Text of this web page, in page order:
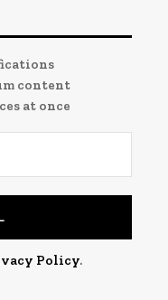
content
at once
Policy.